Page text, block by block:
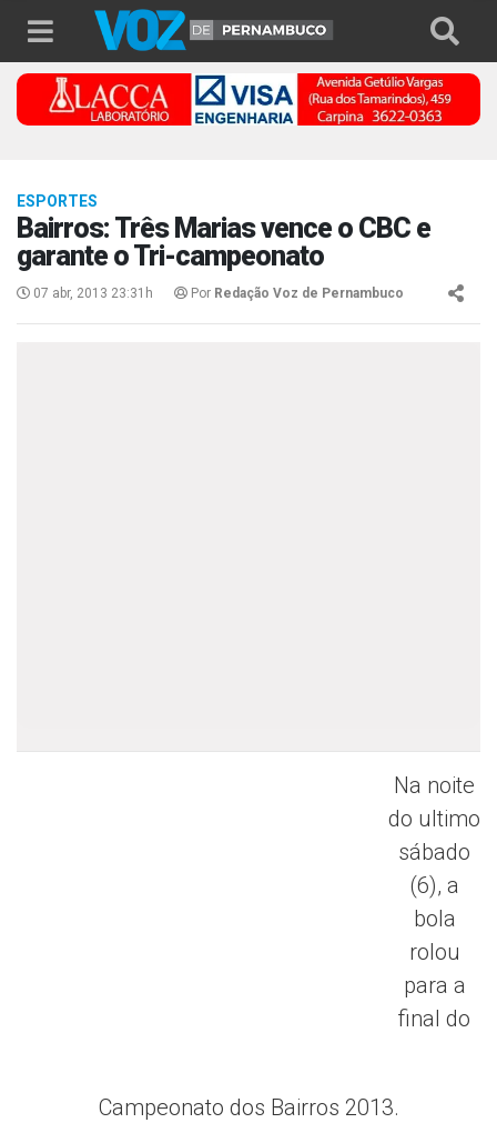
ESPORTES
Bairros: Três Marias vence o CBC e
garante o Tri-campeonato
07 abr, 2013 23:31h Por Redação Voz de Pernambuco
Na noite
do ultimo
sábado
(6), a
bola
rolou
para a
final do
Campeonato dos Bairros 2013.